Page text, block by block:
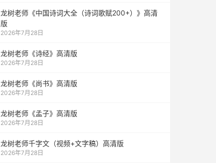
龙树老师《中国诗词大全（诗词歌赋200+）》高清
版
2026年7月28日
龙树老师《诗经》高清版
2026年7月28日
龙树老师《尚书》高清版
2026年7月28日
龙树老师《孟子》高清版
2026年7月28日
龙树老师千字文（视频+文字稿）高清版
2026年7月28日